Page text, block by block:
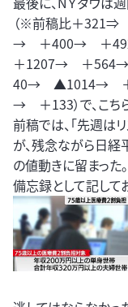
（※前稿比＋
→ ＋400→ ＋
＋1207→ ＋
40→ ▲1014→
→ ＋133）で、こち
前稿では、「先週は
が、残念ながら日経
の値動きに留まった
備忘録として記して